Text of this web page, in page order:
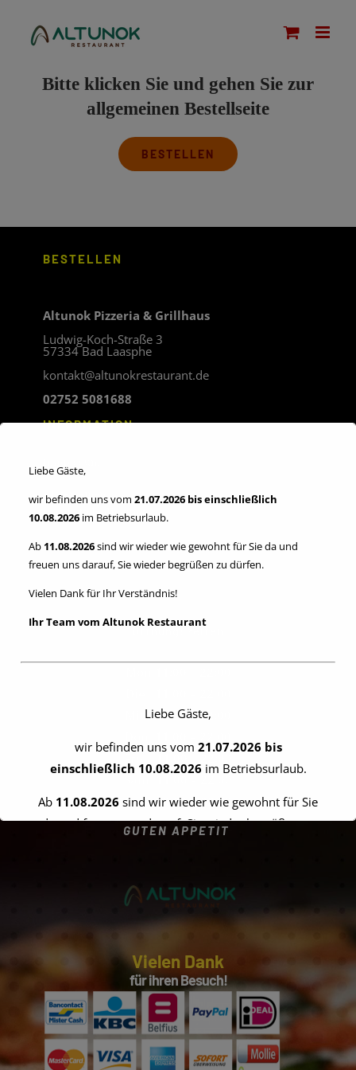
Bitte klicken Sie und gehen Sie zur
allgemeinen Bestellseite
BESTELLEN
BESTELLEN
Altunok Pizzeria & Grillhaus
Ludwig-Koch-Straße 3
57334 Bad Laasphe
kontakt@altunokrestaurant.de
02752 5081688
INFORMATION
Impressum
Allgemeinen
Geschäftsbedingungen
Datenschutzerklärung
Plattform der EU-Kommission zur Online-Streitbeilegung
Mit 11:00 – 22:00
Son 13:00 – 22:00
GUTEN APPETIT
Vielen Dank
für ihren Besuch!
Liebe Gäste,
wir befinden uns vom 21.07.2026 bis einschließlich
10.08.2026 im Betriebsurlaub.
Ab 11.08.2026sind wir wieder wie gewohnt für Sie da und
freuen uns darauf, Sie wieder begrüßen zu dürfen.
Vielen Dank für Ihr Verständnis!
Ihr Team vom Altunok Restaurant
Liebe Gäste,
wir befinden uns vom 21.07.2026 bis
einschließlich 10.08.2026 im Betriebsurlaub.
Ab 11.08.2026 sind wir wieder wie gewohnt für Sie
da und freuen uns darauf, Sie wieder begrüßen zu
Ihr Team vom Altunok Restaurant